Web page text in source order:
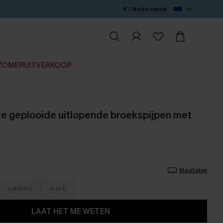
€ / Nederlands
geplooide uitlopende broekspijpen met
Maattabel
L(40/42) XL(44)
LAAT HET ME WETEN